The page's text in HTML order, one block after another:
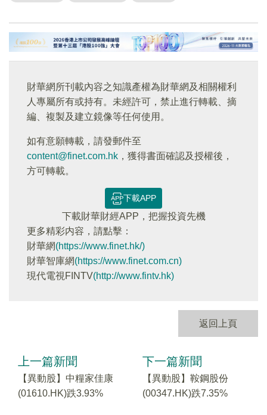
財華網所刊載內容之知識產權為財華網及相關權利
人專屬所有或持有。未經許可，禁止進行轉載、摘
編、複製及建立鏡像等任何使用。
如有意願轉載，請發郵件至
content@finet.com.hk ，獲得書面確認及授權後，
方可轉載。
下載APP
下載財華財經APP，把握投資先機
更多精彩内容，請點擊：
財華網(https://www.finet.hk/)
財華智庫網(https://www.finet.com.cn)
現代電視FINTV(http://www.fintv.hk)
返回上頁
上一篇新聞
【異動股】中糧家佳康
(01610.HK)跌3.93%
下一篇新聞
【異動股】鞍鋼股份
(00347.HK)跌7.35%